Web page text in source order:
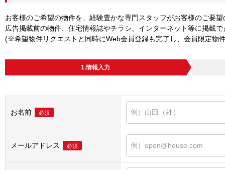
お客様のご希望の物件を、経験豊かな専門スタッフがお客様のご要望
広告掲載前の物件、住宅情報誌やチラシ、インターネット等に掲載
(※希望物件リクエストと同時にWeb会員登録も完了し、会員限定物
1.情報入力
お名前 必須
メールアドレス 必須